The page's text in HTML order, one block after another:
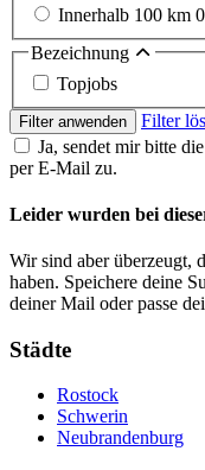
Innerhalb 100 km 0
Bezeichnung
Topjobs
Filter anwenden
Filter
Ja, sendet mir bitte
per E-Mail zu.
Leider wurden bei
Wir sind aber überzeugt,
haben. Speichere deine
deiner Mail oder passe
Städte
Rostock
Schwerin
Neubrandenburg